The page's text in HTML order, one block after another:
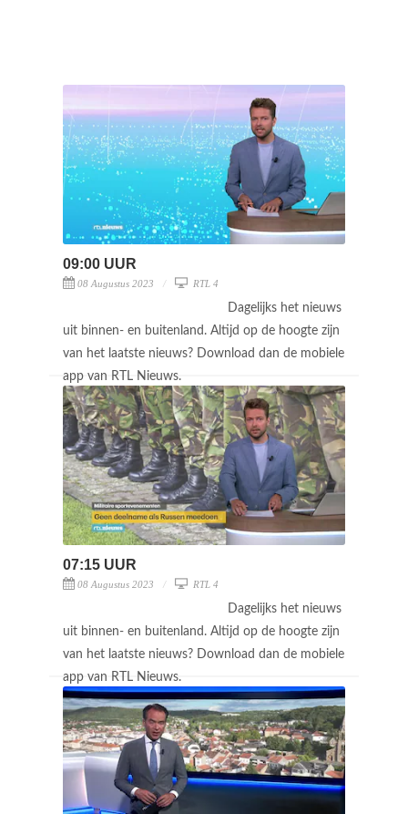
09:00 UUR
08 Augustus 2023 RTL 4
Dagelijks het nieuws
uit binnen- en buitenland. Altijd op de hoogte zijn
van het laatste nieuws? Download dan de mobiele
app van RTL Nieuws.
07:15 UUR
08 Augustus 2023 RTL 4
Dagelijks het nieuws
uit binnen- en buitenland. Altijd op de hoogte zijn
van het laatste nieuws? Download dan de mobiele
app van RTL Nieuws.